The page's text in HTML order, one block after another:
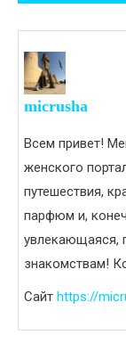
micrusha
Всем привет!
женского
путешествия,
парфюм и,
увлекающаяся,
знакомствам!
Сайт https://